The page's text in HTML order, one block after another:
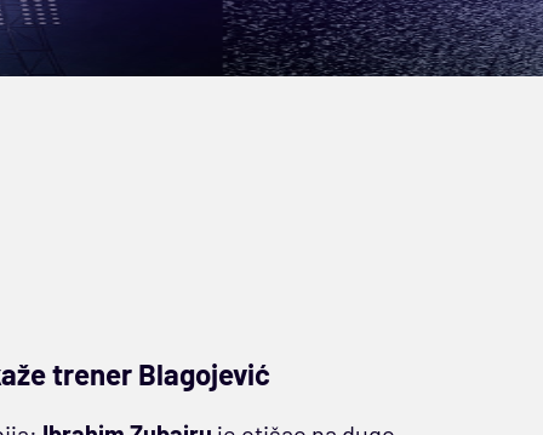
trener Blagojević